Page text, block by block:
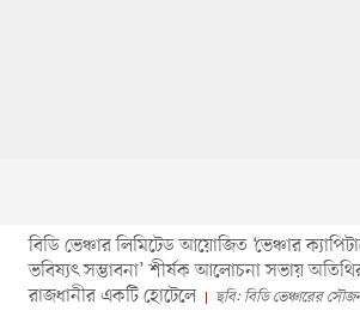
বিডি ভেঞ্চার লিমিটেড আয়োজিত ‘ভেঞ্চার
ভবিষ্যৎ সম্ভাবনা’ শীর্ষক আলোচনা সভায়
রাজধানীর একটি হোটেলে
ছবি: বিডি ভেঞ্চারের